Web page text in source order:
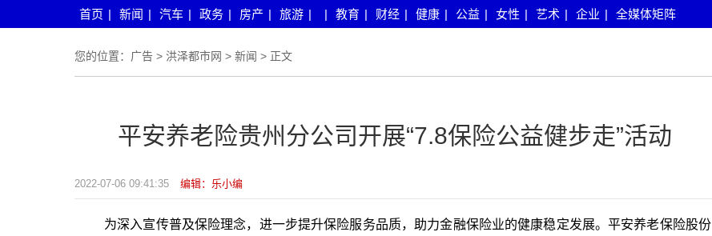
首页 | 新闻 | 汽车 | 政务 | 房产 | 旅游 | | 教育 | 财经 | 健康 | 公益 | 女性 | 艺术 | 企业 | 全媒体矩阵
您的位置： 广告 > 洪泽都市网 > 新闻 > 正文
平安养老险贵州分公司开展“7.8保险公益健步走”活动
2022-07-06 09:41:35 编辑：乐小编
为深入宣传普及保险理念，进一步提升保险服务品质，助力金融保险业的健康稳定发展。平安养老保险股份